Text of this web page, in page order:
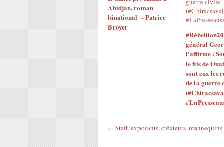
Abidjan, roman
binational - Patrice
Broyer
général
l'affirme :
le fils de
sont eux les
de la guerre